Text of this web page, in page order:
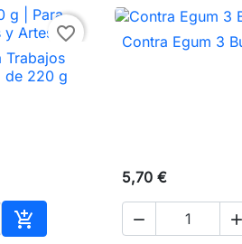
favorite_border
Trabajos
de 220 g

Añadir al carrito
 Vista
Contra Egum 3
5,70 €
 